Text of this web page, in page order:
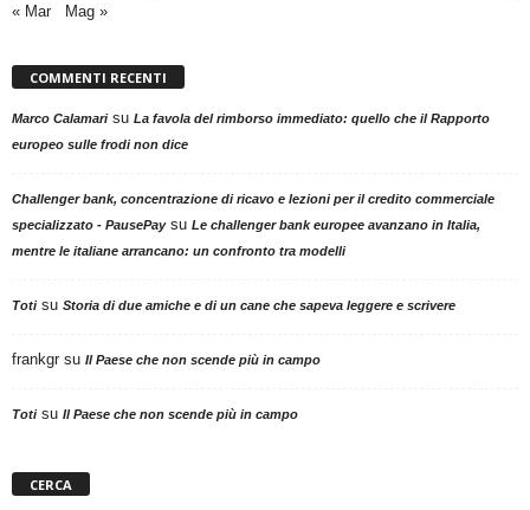
« Mar
Mag »
COMMENTI RECENTI
Marco Calamarisu La favola del rimborso immediato: quello che il Rapporto
europeo sulle frodi non dice
Challenger bank, concentrazione di ricavo e lezioni per il credito commerciale
specializzato - PausePaysu Le challenger bank europee avanzano in Italia,
mentre le italiane arrancano: un confronto tra modelli
Totisu Storia di due amiche e di un cane che sapeva leggere e scrivere
frankgr su Il Paese che non scende più in campo
Totisu Il Paese che non scende più in campo
CERCA